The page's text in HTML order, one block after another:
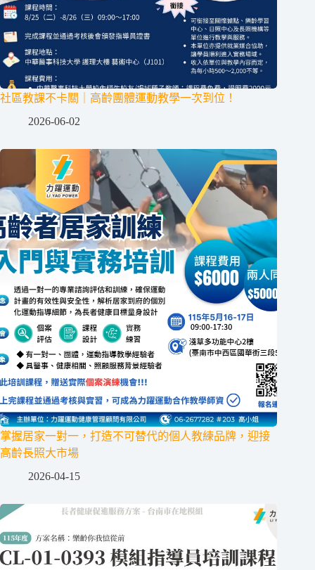
社區教課不卡關｜高齡團體運動教學一次到位！
2026-06-02
掌握居家一對一，打造不可替代的個人教練品牌，迎接
高齡長照大市場
2026-04-15